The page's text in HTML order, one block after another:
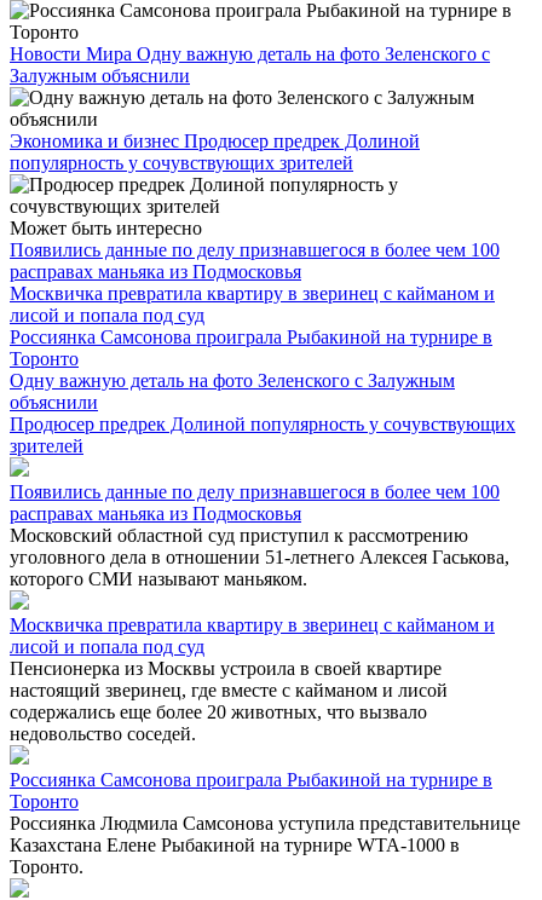
Новости Мира Одну важную деталь на фото Зеленского с
Залужным объяснили
Экономика и бизнес Продюсер предрек Долиной
популярность у сочувствующих зрителей
Может быть интересно
Появились данные по делу признавшегося в более чем 100
расправах маньяка из Подмосковья
Москвичка превратила квартиру в зверинец с кайманом и
лисой и попала под суд
Россиянка Самсонова проиграла Рыбакиной на турнире в
Торонто
Одну важную деталь на фото Зеленского с Залужным
объяснили
Продюсер предрек Долиной популярность у сочувствующих
зрителей
Появились данные по делу признавшегося в более чем 100
расправах маньяка из Подмосковья
Московский областной суд приступил к рассмотрению
уголовного дела в отношении 51-летнего Алексея Гаськова,
которого СМИ называют маньяком.
Москвичка превратила квартиру в зверинец с кайманом и
лисой и попала под суд
Пенсионерка из Москвы устроила в своей квартире
настоящий зверинец, где вместе с кайманом и лисой
содержались еще более 20 животных, что вызвало
недовольство соседей.
Россиянка Самсонова проиграла Рыбакиной на турнире в
Торонто
Россиянка Людмила Самсонова уступила представительнице
Казахстана Елене Рыбакиной на турнире WTA-1000 в
Торонто.